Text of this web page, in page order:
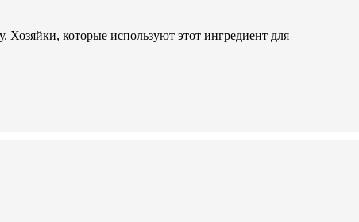
Хозяйки, которые используют этот ингредиент для